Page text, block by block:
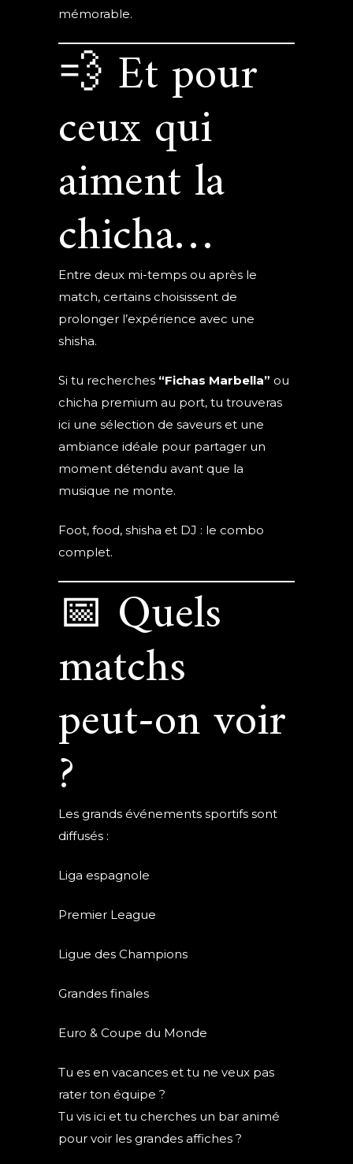
mémorable.
💨 Et pour
ceux qui
aiment la
chicha…
Entre deux mi-temps ou après le
match, certains choisissent de
prolonger l’expérience avec une
shisha.
Si tu recherches “Fichas Marbella” ou
chicha premium au port, tu trouveras
ici une sélection de saveurs et une
ambiance idéale pour partager un
moment détendu avant que la
musique ne monte.
Foot, food, shisha et DJ : le combo
complet.
📅 Quels
matchs
peut-on voir
?
Les grands événements sportifs sont
diffusés :
Liga espagnole
Premier League
Ligue des Champions
Grandes finales
Euro & Coupe du Monde
Tu es en vacances et tu ne veux pas
rater ton équipe ?
Tu vis ici et tu cherches un bar animé
pour voir les grandes affiches ?